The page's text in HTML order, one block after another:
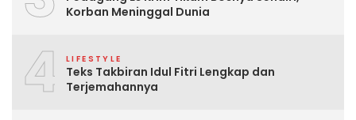
Korban Meninggal Dunia
4 LIFESTYLE
Teks Takbiran Idul Fitri Lengkap dan
Terjemahannya